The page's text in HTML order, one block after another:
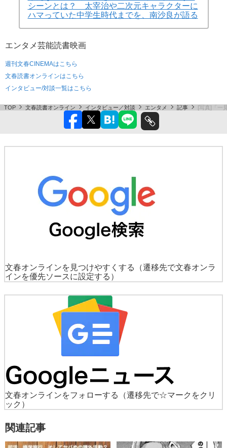
シーンとは？ 太宰治や二次元キャラクターに
ハマっていた中学生時代までを、南沙良が語る
エンタメ芸能読書映画
週刊文春CINEMAはこちら
文春読書オンラインはこちら
インタビュー/対談一覧はこちら
TOP 文春読書オンライン インタビュー／対談 エンタメ 記事 [写真]「一
文春オンラインを見つけやすくする
（遷移先で文春オンラ
インを優先ソースに設定する）
文春オンラインをフォローする
（遷移先で☆マークをクリ
ック）
関連記事